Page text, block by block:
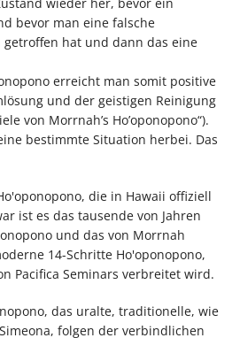
bevor man eine falsche
getroffen hat und dann das eine
erreicht man somit positive
und der geistigen Reinigung
von Morrnah’s Ho’oponopono“).
bestimmte Situation herbei. Das
die in Hawaii offiziell
ist es das tausende von Jahren
und das von Morrnah
14-Schritte Ho'oponopono,
Pacifica Seminars verbreitet wird.
das uralte, traditionelle, wie
folgen der verbindlichen